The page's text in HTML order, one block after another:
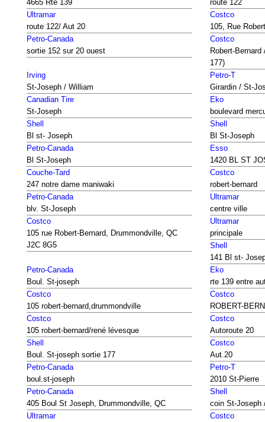
4665 Rte 139
route 122
Ultramar
route 122/ Aut 20
Costco
105, Rue
Petro-Canada
sortie 152 sur 20 ouest
Costco
Robert-
177)
Irving
St-Joseph / William
Petro-T
Girardin / St-
Canadian Tire
St-Joseph
Eko
boulevard
Shell
Bl st- Joseph
Shell
Bl St-Joseph
Petro-Canada
Bl St-Joseph
Esso
1420 BL ST
Couche-Tard
247 notre dame maniwaki
Costco
robert-bernard
Petro-Canada
blv. St-Joseph
Ultramar
centre ville
Costco
105 rue Robert-Bernard, Drummondville, QC
J2C 8G5
Ultramar
principale
Shell
141 Bl st-
Petro-Canada
Boul. St-joseph
Eko
rte 139 entre
Costco
105 robert-bernard,drummondville
Costco
ROBERT-
Costco
105 robert-bernard/rené lévesque
Costco
Autoroute 20
Shell
Boul. St-joseph sortie 177
Costco
Aut.20
Petro-Canada
boul.st-joseph
Petro-T
2010 St-Pierre
Petro-Canada
405 Boul St Joseph, Drummondville, QC
Shell
coin St-Joseph
Ultramar
Costco